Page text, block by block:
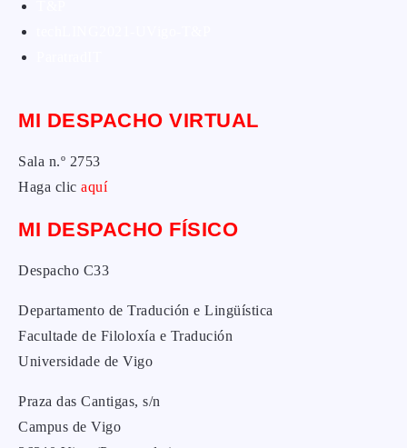
MI DESPACHO VIRTUAL
Sala n.º 2753
Haga clic aquí
MI DESPACHO FÍSICO
Despacho C33
Departamento de Tradución e Lingüística
Facultade de Filoloxía e Tradución
Universidade de Vigo
Praza das Cantigas, s/n
Campus de Vigo